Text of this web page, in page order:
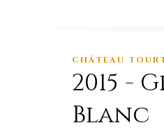
CHÂTEAU
2015 -
Blanc